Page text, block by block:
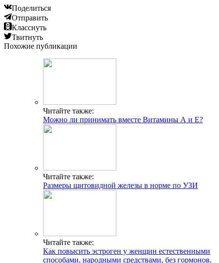
Поделиться
Отправить
Класснуть
Твитнуть
Похожие публикации
Читайте также:
Можно ли принимать вместе Витамины А и Е?
Читайте также:
Размеры щитовидной железы в норме по УЗИ
Читайте также:
Как повысить эстроген у женщин естественными
способами, народными средствами, без гормонов,